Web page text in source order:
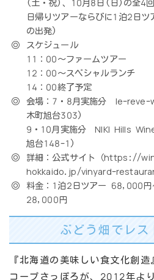
(土・祝)、10月8日(日)の全4回
日帰りツアーならびに1泊2日
の出発)
スケジュール
11：00～ファームツアー
12：00～スペシャルランチ
14：00終了予定
会場：7・8月実施分 le-
木町旭台303)
9・10月実施分 NIKI Hills
旭台148-1)
詳細：公式サイト（https://
hokkaido.jp/vinyard-
料金：1泊2日ツアー 68,000
28,000円
ぶどう畑でレス
『北海道の美味しい食文化創
コープさっぽろが、2012年よ